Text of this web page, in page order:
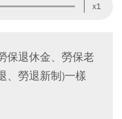
x1
保退休金、勞保老
、勞退新制)一樣